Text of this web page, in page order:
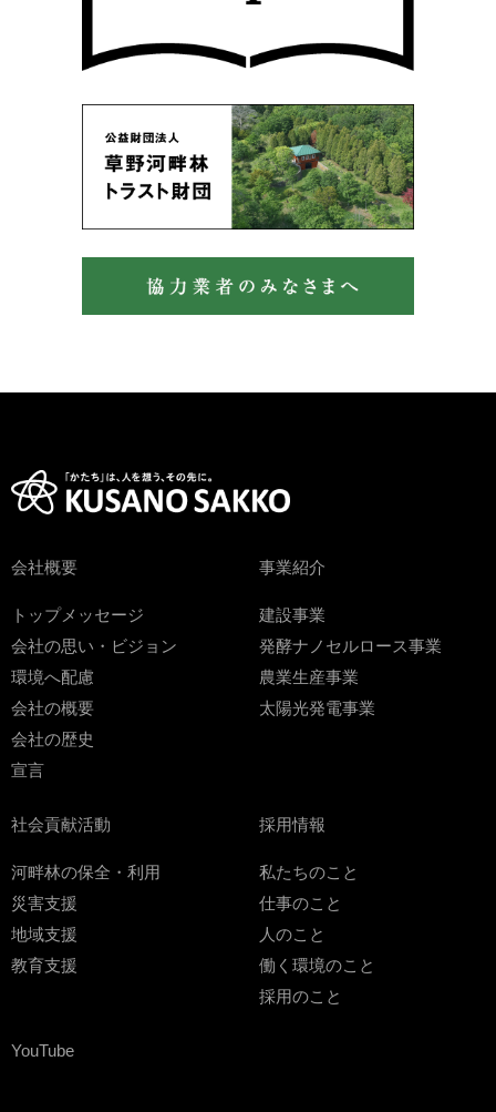
会社概要
トップメッセージ
会社の思い・ビジョン
環境へ配慮
会社の概要
会社の歴史
宣言
事業紹介
建設事業
発酵ナノセルロース事業
農業生産事業
太陽光発電事業
社会貢献活動
河畔林の保全・利用
災害支援
地域支援
教育支援
採用情報
私たちのこと
仕事のこと
人のこと
働く環境のこと
採用のこと
YouTube